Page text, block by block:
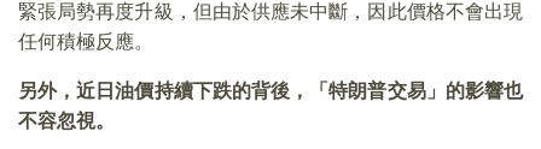
緊張局勢再度升級，但由於供應未中斷，因此價格不會出現
任何積極反應。
另外，近日油價持續下跌的背後，「特朗普交易」的影響也
不容忽視。